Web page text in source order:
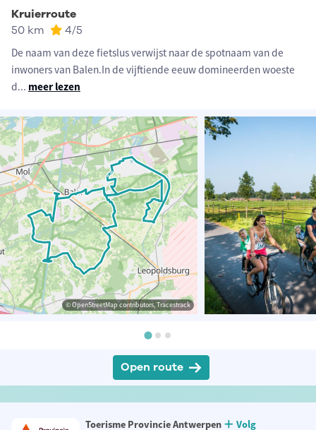
Kruierroute
50 km 4/5
De naam van deze fietslus verwijst naar de spotnaam van de
inwoners van Balen.In de vijftiende eeuw domineerden woeste
d... meer lezen
© OpenStreetMap contributors, Tracestrack
Open route
Toerisme Provincie Antwerpen Volg